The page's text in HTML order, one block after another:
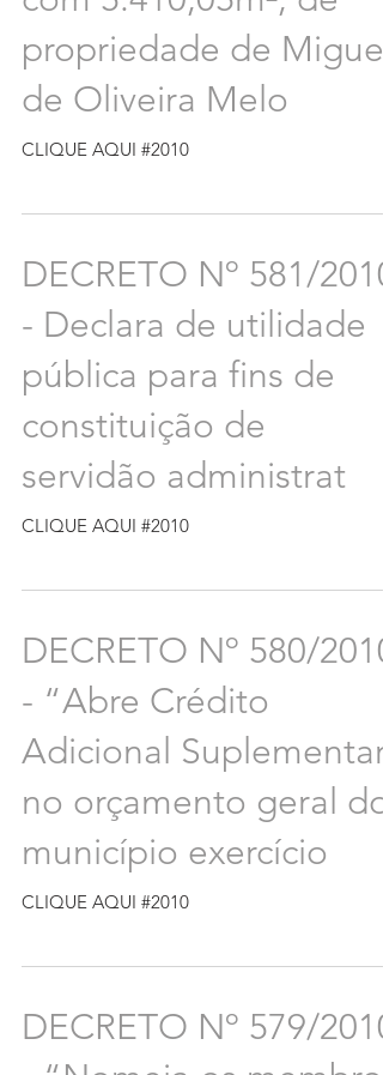
propriedade de Miguel
de Oliveira Melo
CLIQUE AQUI #2010
DECRETO Nº 581/2010
- Declara de utilidade
pública para fins de
constituição de
servidão administrat
CLIQUE AQUI #2010
DECRETO Nº 580/2010
- “Abre Crédito
Adicional Suplementar,
no orçamento geral do
município exercício
CLIQUE AQUI #2010
DECRETO Nº 579/2010